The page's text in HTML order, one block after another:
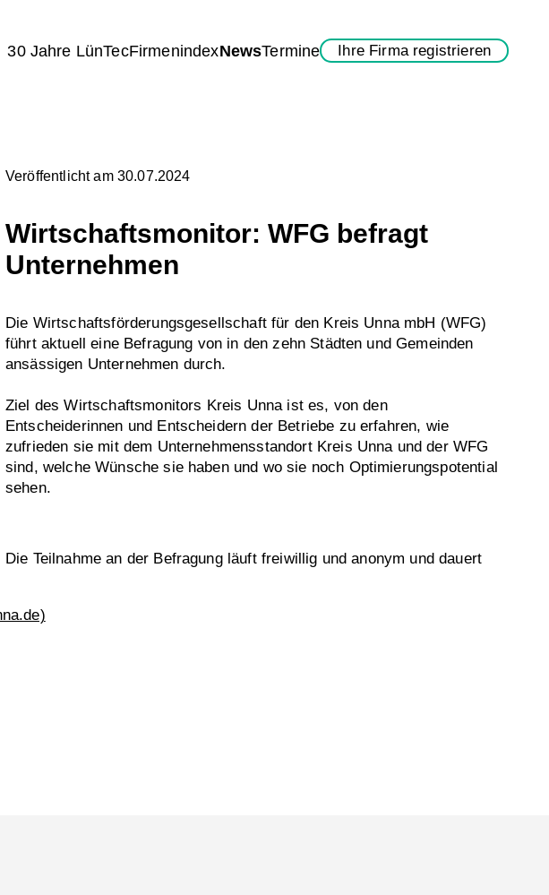
30 Jahre LünTecFirmenindexNewsTermine Ihre Firma registrieren
Veröffentlicht am 30.07.2024
Wirtschaftsmonitor: WFG befragt
Unternehmen
Die Wirtschaftsförderungsgesellschaft für den Kreis Unna mbH (WFG)
führt aktuell eine Befragung von in den zehn Städten und Gemeinden
ansässigen Unternehmen durch.
Ziel des Wirtschaftsmonitors Kreis Unna ist es, von den
Entscheiderinnen und Entscheidern der Betriebe zu erfahren, wie
zufrieden sie mit dem Unternehmensstandort Kreis Unna und der WFG
sind, welche Wünsche sie haben und wo sie noch Optimierungspotential
sehen.
Die Teilnahme an der Befragung läuft freiwillig und anonym und dauert